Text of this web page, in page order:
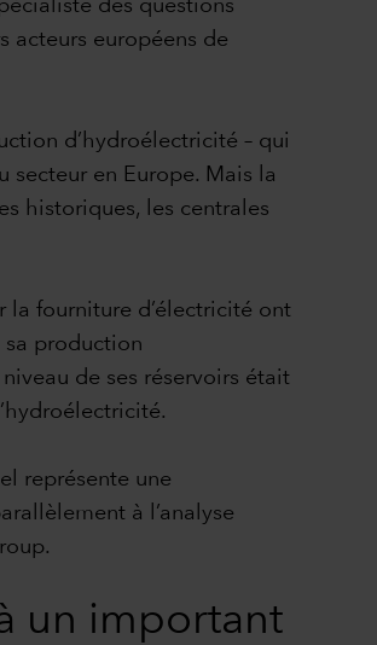
des questions
acteurs européens de
d’hydroélectricité – qui
secteur en Europe. Mais la
historiques, les centrales
la fourniture d’électricité ont
sa production
de ses réservoirs était
représente une
à l’analyse
un important